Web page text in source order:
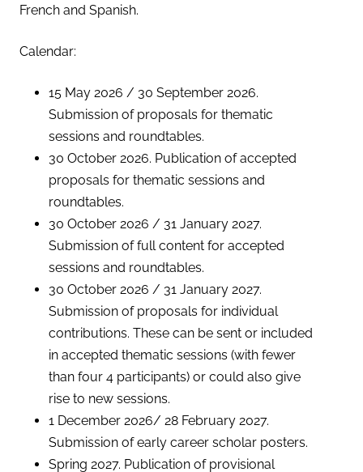
French and Spanish.
Calendar:
15 May 2026 / 30 September 2026.
Submission of proposals for thematic
sessions and roundtables.
30 October 2026. Publication of accepted
proposals for thematic sessions and
roundtables.
30 October 2026 / 31 January 2027.
Submission of full content for accepted
sessions and roundtables.
30 October 2026 / 31 January 2027.
Submission of proposals for individual
contributions. These can be sent or included
in accepted thematic sessions (with fewer
than four 4 participants) or could also give
rise to new sessions.
1 December 2026/ 28 February 2027.
Submission of early career scholar posters.
Spring 2027. Publication of provisional